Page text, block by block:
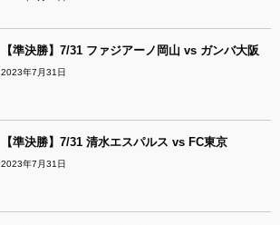
【準決勝】7/31 ファジアーノ岡山 vs ガンバ大阪
2023年7月31日
【準決勝】7/31 清水エスパルス vs FC東京
2023年7月31日